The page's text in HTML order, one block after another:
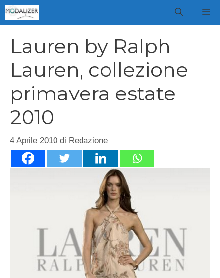
Vai
al
Lauren by Ralph
Lauren, collezione
primavera estate
2010
4 Aprile 2010 di Redazione